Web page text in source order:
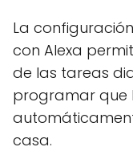
La
con Alexa
de las tareas
programar que
casa.